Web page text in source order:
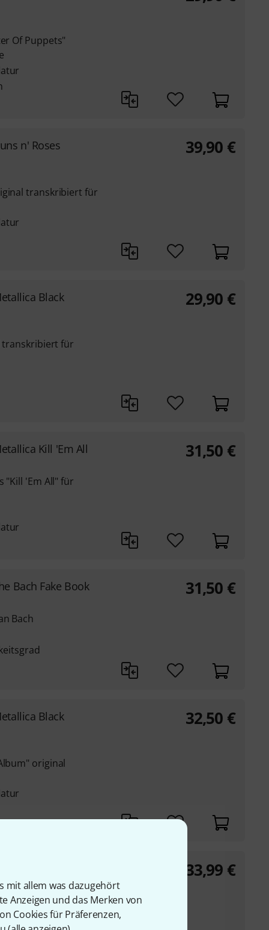
mit allem was dazugehört
Anzeigen und das Merken von
Cookies für Präferenzen,
Of Puppets"
n' Roses
transkribiert für
39,90 €
Black
transkribiert für
29,90 €
Kill 'Em All
"Kill 'Em All" für
31,50 €
Bach Fake Book
Bach
31,50 €
Black
original
32,50 €
For All"
33,99 €